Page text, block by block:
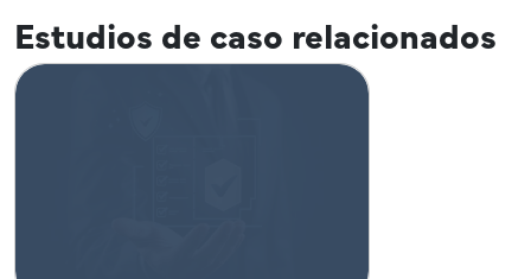
Estudios de caso relacionados